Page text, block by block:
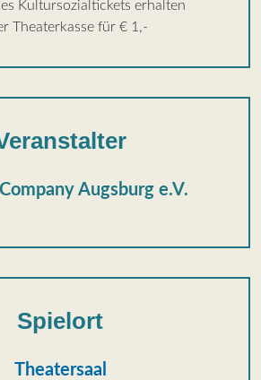
Kultursozialtickets erhalten
Theaterkasse für € 1,-
Augsburg e.V.
Spielort
Theatersaal